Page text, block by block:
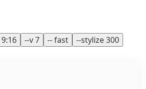
--v 7 -- fast --stylize 300